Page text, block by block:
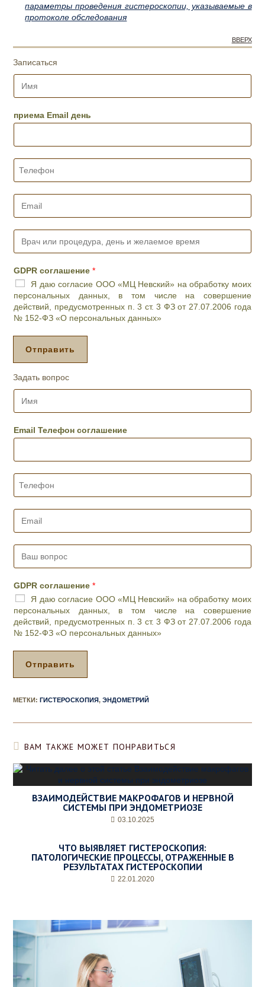
параметры проведения гистероскопии, указываемые в
протоколе обследования
ВВЕРХ
Записаться
И
*приема Email день
Т
е
о
н
E
i
*
В
ч
и
п
о
у
р
,
д
е
ь
ж
е
р
е
п
и
*
GDPR соглашение*
Я даю согласие ООО «МЦ Невский» на обработку моих
персональных данных, в том числе на совершение
действий, предусмотренных п. 3 ст. 3 ФЗ от 27.07.2006 года
№ 152-ФЗ «О персональных данных»
Отправить
Задать вопрос
И
*Email Телефон соглашение
Т
е
о
н
E
i
*
В
в
о
о
*
GDPR соглашение*
Я даю согласие ООО «МЦ Невский» на обработку моих
персональных данных, в том числе на совершение
действий, предусмотренных п. 3 ст. 3 ФЗ от 27.07.2006 года
№ 152-ФЗ «О персональных данных»
Отправить
МЕТКИ:ГИСТЕРОСКОПИЯ, ЭНДОМЕТРИЙ
ВАМ ТАКЖЕ МОЖЕТ ПОНРАВИТЬСЯ
ВЗАИМОДЕЙСТВИЕ МАКРОФАГОВ И НЕРВНОЙ
СИСТЕМЫ ПРИ ЭНДОМЕТРИОЗЕ
03.10.2025
ЧТО ВЫЯВЛЯЕТ ГИСТЕРОСКОПИЯ:
ПАТОЛОГИЧЕСКИЕ ПРОЦЕССЫ, ОТРАЖЕННЫЕ В
РЕЗУЛЬТАТАХ ГИСТЕРОСКОПИИ
22.01.2020